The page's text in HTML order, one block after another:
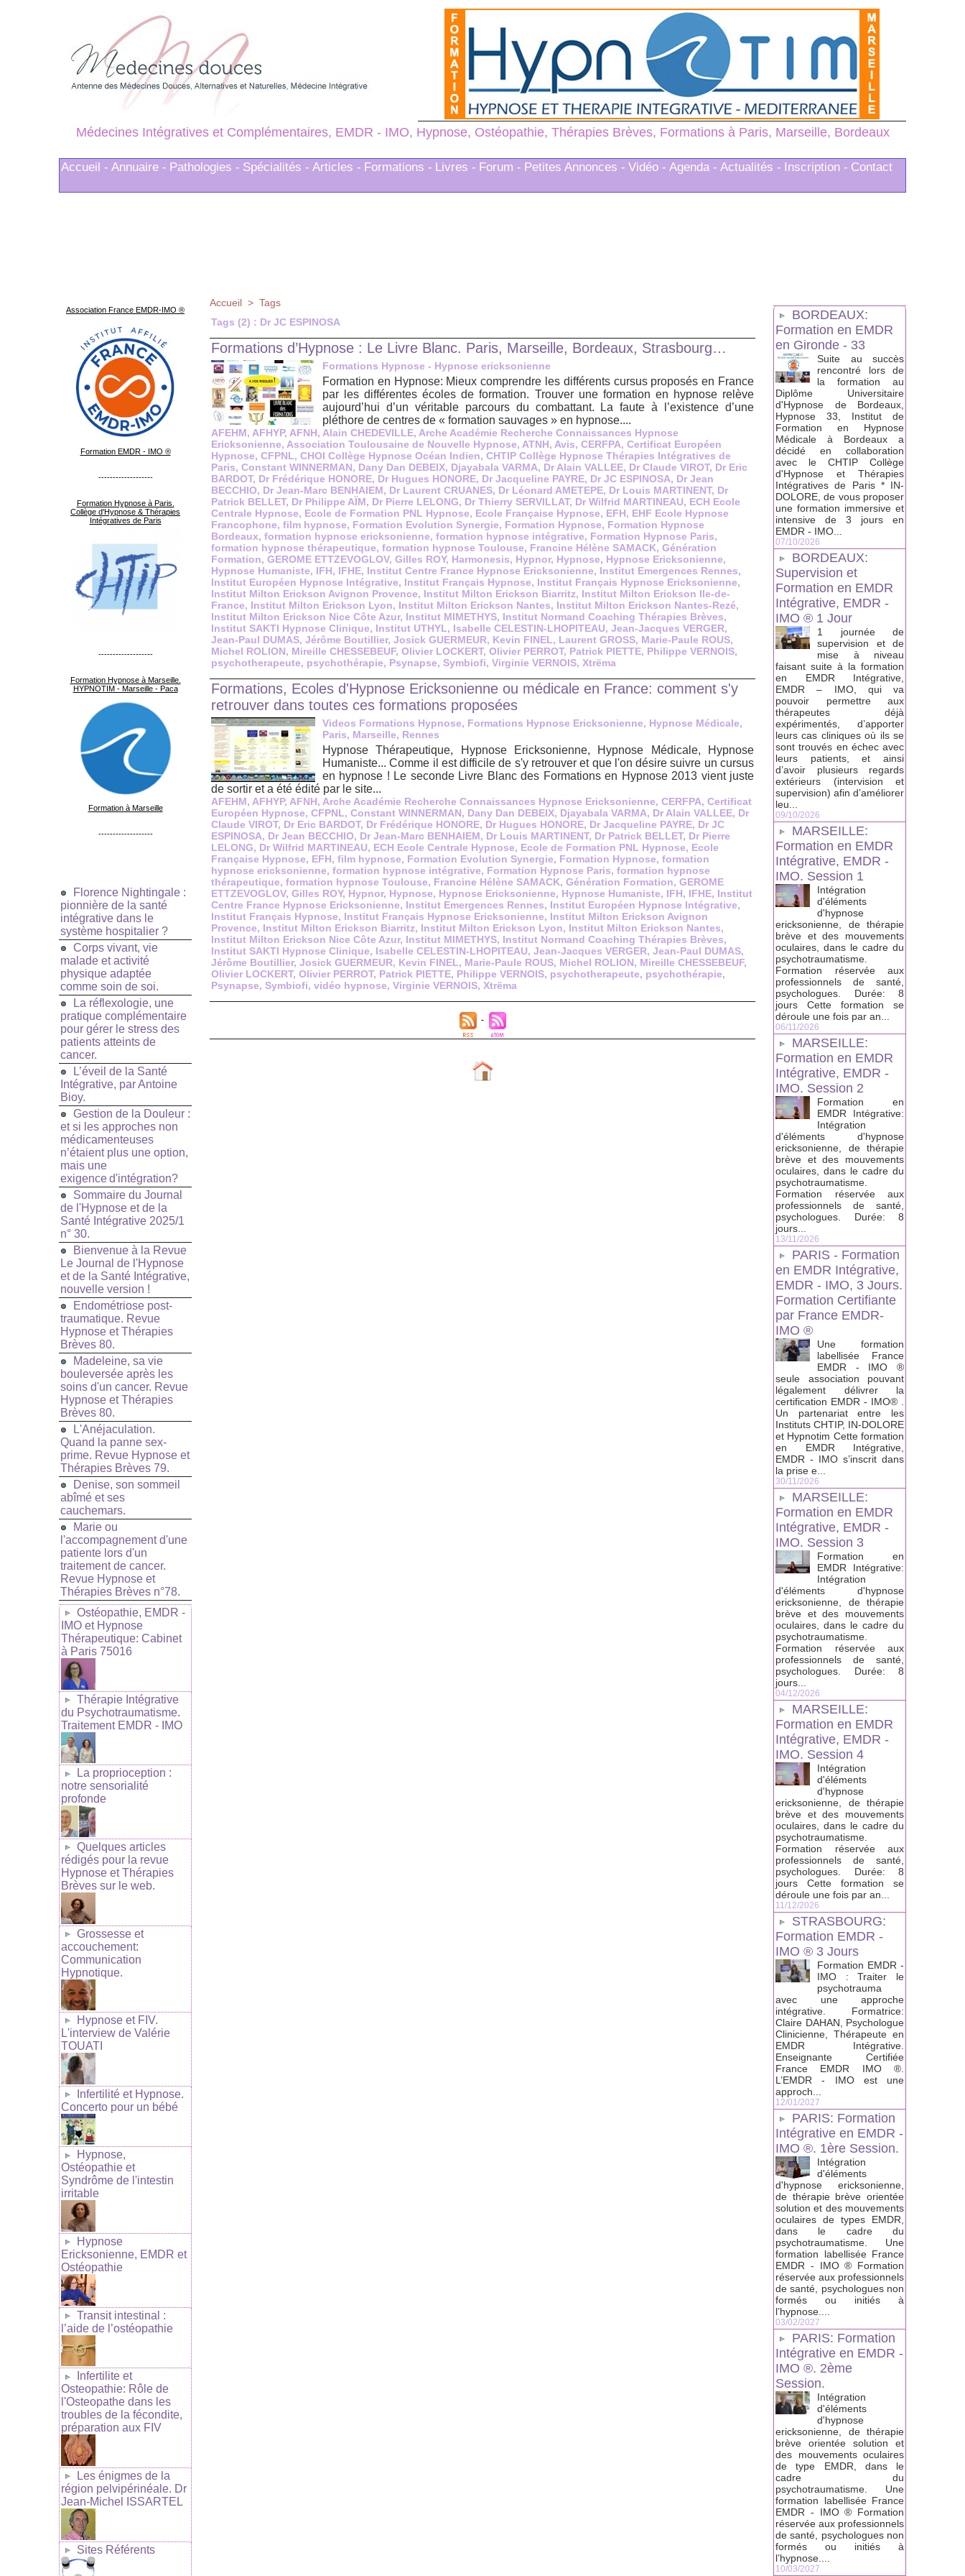
Médecines Intégratives et Complémentaires, EMDR - IMO, Hypnose, Ostéopathie, Thérapies Brèves, Formations à Paris, Marseille, Bordeaux
Accueil - Annuaire - Pathologies - Spécialités - Articles - Formations - Livres - Forum - Petites Annonces - Vidéo - Agenda - Actualités - Inscription - Contact
Association France EMDR-IMO ®
Formation EMDR - IMO ®
-------------------
Formation Hypnose à Paris.
Collège d'Hypnose & Thérapies
Intégratives de Paris
-------------------
Formation Hypnose à Marseille.
HYPNOTIM - Marseille - Paca
Formation à Marseille
-------------------
Florence Nightingale :
pionnière de la santé
intégrative dans le
système hospitalier ?
Corps vivant, vie
malade et activité
physique adaptée
comme soin de soi.
La réflexologie, une
pratique complémentaire
pour gérer le stress des
patients atteints de
cancer.
L’éveil de la Santé
Intégrative, par Antoine
Bioy.
Gestion de la Douleur :
et si les approches non
médicamenteuses
n’étaient plus une option,
mais une
exigence d'intégration?
Sommaire du Journal
de l'Hypnose et de la
Santé Intégrative 2025/1
n° 30.
Bienvenue à la Revue
Le Journal de l'Hypnose
et de la Santé Intégrative,
nouvelle version !
Endométriose post-
traumatique. Revue
Hypnose et Thérapies
Brèves 80.
Madeleine, sa vie
bouleversée après les
soins d'un cancer. Revue
Hypnose et Thérapies
Brèves 80.
L'Anéjaculation.
Quand la panne sex-
prime. Revue Hypnose et
Thérapies Brèves 79.
Denise, son sommeil
abîmé et ses
cauchemars.
Marie ou
l'accompagnement d'une
patiente lors d'un
traitement de cancer.
Revue Hypnose et
Thérapies Brèves n°78.
Ostéopathie, EMDR -
IMO et Hypnose
Thérapeutique: Cabinet
à Paris 75016
Thérapie Intégrative
du Psychotraumatisme.
Traitement EMDR - IMO
La proprioception :
notre sensorialité
profonde
Quelques articles
rédigés pour la revue
Hypnose et Thérapies
Brèves sur le web.
Grossesse et
accouchement:
Communication
Hypnotique.
Hypnose et FIV.
L'interview de Valérie
TOUATI
Infertilité et Hypnose.
Concerto pour un bébé
Hypnose,
Ostéopathie et
Syndrôme de l'intestin
irritable
Hypnose
Ericksonienne, EMDR et
Ostéopathie
Transit intestinal :
l’aide de l’ostéopathie
Infertilite et
Osteopathie: Rôle de
l'Osteopathe dans les
troubles de la fécondite,
préparation aux FIV
Les énigmes de la
région pelvipérinéale. Dr
Jean-Michel ISSARTEL
Sites Référents
Accueil > Tags
Tags (2) : Dr JC ESPINOSA
Formations d’Hypnose : Le Livre Blanc. Paris, Marseille, Bordeaux, Strasbourg…
Formations Hypnose - Hypnose ericksonienne
Formation en Hypnose: Mieux comprendre les différents cursus proposés en France
par les différentes écoles de formation. Trouver une formation en hypnose relève
aujourd’hui d’un véritable parcours du combattant. La faute à l’existence d’une
pléthore de centres de « formation sauvages » en hypnose....
AFEHM, AFHYP, AFNH, Alain CHEDEVILLE, Arche Académie Recherche Connaissances Hypnose
Ericksonienne, Association Toulousaine de Nouvelle Hypnose, ATNH, Avis, CERFPA, Certificat Européen
Hypnose, CFPNL, CHOI Collège Hypnose Océan Indien, CHTIP Collège Hypnose Thérapies Intégratives de
Paris, Constant WINNERMAN, Dany Dan DEBEIX, Djayabala VARMA, Dr Alain VALLEE, Dr Claude VIROT, Dr Eric
BARDOT, Dr Frédérique HONORE, Dr Hugues HONORE, Dr Jacqueline PAYRE, Dr JC ESPINOSA, Dr Jean
BECCHIO, Dr Jean-Marc BENHAIEM, Dr Laurent CRUANES, Dr Léonard AMETEPE, Dr Louis MARTINENT, Dr
Patrick BELLET, Dr Philippe AÏM, Dr Pierre LELONG, Dr Thierry SERVILLAT, Dr Wilfrid MARTINEAU, ECH Ecole
Centrale Hypnose, Ecole de Formation PNL Hypnose, Ecole Française Hypnose, EFH, EHF Ecole Hypnose
Francophone, film hypnose, Formation Evolution Synergie, Formation Hypnose, Formation Hypnose
Bordeaux, formation hypnose ericksonienne, formation hypnose intégrative, Formation Hypnose Paris,
formation hypnose thérapeutique, formation hypnose Toulouse, Francine Hélène SAMACK, Génération
Formation, GEROME ETTZEVOGLOV, Gilles ROY, Harmonesis, Hypnor, Hypnose, Hypnose Ericksonienne,
Hypnose Humaniste, IFH, IFHE, Institut Centre France Hypnose Ericksonienne, Institut Emergences Rennes,
Institut Européen Hypnose Intégrative, Institut Français Hypnose, Institut Français Hypnose Ericksonienne,
Institut Milton Erickson Avignon Provence, Institut Milton Erickson Biarritz, Institut Milton Erickson Ile-de-
France, Institut Milton Erickson Lyon, Institut Milton Erickson Nantes, Institut Milton Erickson Nantes-Rezé,
Institut Milton Erickson Nice Côte Azur, Institut MIMETHYS, Institut Normand Coaching Thérapies Brèves,
Institut SAKTI Hypnose Clinique, Institut UTHYL, Isabelle CELESTIN-LHOPITEAU, Jean-Jacques VERGER,
Jean-Paul DUMAS, Jérôme Boutillier, Josick GUERMEUR, Kevin FINEL, Laurent GROSS, Marie-Paule ROUS,
Michel ROLION, Mireille CHESSEBEUF, Olivier LOCKERT, Olivier PERROT, Patrick PIETTE, Philippe VERNOIS,
psychotherapeute, psychothérapie, Psynapse, Symbiofi, Virginie VERNOIS, Xtrëma
Formations, Ecoles d'Hypnose Ericksonienne ou médicale en France: comment s'y
retrouver dans toutes ces formations proposées
Videos Formations Hypnose, Formations Hypnose Ericksonienne, Hypnose Médicale,
Paris, Marseille, Rennes
Hypnose Thérapeutique, Hypnose Ericksonienne, Hypnose Médicale, Hypnose
Humaniste... Comme il est difficile de s'y retrouver et que l'on désire suivre un cursus
en hypnose ! Le seconde Livre Blanc des Formations en Hypnose 2013 vient juste
de sortir et a été édité par le site...
AFEHM, AFHYP, AFNH, Arche Académie Recherche Connaissances Hypnose Ericksonienne, CERFPA, Certificat
Européen Hypnose, CFPNL, Constant WINNERMAN, Dany Dan DEBEIX, Djayabala VARMA, Dr Alain VALLEE, Dr
Claude VIROT, Dr Eric BARDOT, Dr Frédérique HONORE, Dr Hugues HONORE, Dr Jacqueline PAYRE, Dr JC
ESPINOSA, Dr Jean BECCHIO, Dr Jean-Marc BENHAIEM, Dr Louis MARTINENT, Dr Patrick BELLET, Dr Pierre
LELONG, Dr Wilfrid MARTINEAU, ECH Ecole Centrale Hypnose, Ecole de Formation PNL Hypnose, Ecole
Française Hypnose, EFH, film hypnose, Formation Evolution Synergie, Formation Hypnose, formation
hypnose ericksonienne, formation hypnose intégrative, Formation Hypnose Paris, formation hypnose
thérapeutique, formation hypnose Toulouse, Francine Hélène SAMACK, Génération Formation, GEROME
ETTZEVOGLOV, Gilles ROY, Hypnor, Hypnose, Hypnose Ericksonienne, Hypnose Humaniste, IFH, IFHE, Institut
Centre France Hypnose Ericksonienne, Institut Emergences Rennes, Institut Européen Hypnose Intégrative,
Institut Français Hypnose, Institut Français Hypnose Ericksonienne, Institut Milton Erickson Avignon
Provence, Institut Milton Erickson Biarritz, Institut Milton Erickson Lyon, Institut Milton Erickson Nantes,
Institut Milton Erickson Nice Côte Azur, Institut MIMETHYS, Institut Normand Coaching Thérapies Brèves,
Institut SAKTI Hypnose Clinique, Isabelle CELESTIN-LHOPITEAU, Jean-Jacques VERGER, Jean-Paul DUMAS,
Jérôme Boutillier, Josick GUERMEUR, Kevin FINEL, Marie-Paule ROUS, Michel ROLION, Mireille CHESSEBEUF,
Olivier LOCKERT, Olivier PERROT, Patrick PIETTE, Philippe VERNOIS, psychotherapeute, psychothérapie,
Psynapse, Symbiofi, vidéo hypnose, Virginie VERNOIS, Xtrëma
BORDEAUX:
Formation en EMDR
en Gironde - 33
Suite au succès
rencontré lors de
la formation au
Diplôme Universitaire
d'Hypnose de Bordeaux,
Hypnose 33, Institut de
Formation en Hypnose
Médicale à Bordeaux a
décidé en collaboration
avec le CHTIP Collège
d'Hypnose et Thérapies
Intégratives de Paris * IN-
DOLORE, de vous proposer
une formation immersive et
intensive de 3 jours en
EMDR - IMO...
07/10/2026
BORDEAUX:
Supervision et
Formation en EMDR
Intégrative, EMDR -
IMO ® 1 Jour
1 journée de
supervision et de
mise à niveau
faisant suite à la formation
en EMDR Intégrative,
EMDR – IMO, qui va
pouvoir permettre aux
thérapeutes déjà
expérimentés, d’apporter
leurs cas cliniques où ils se
sont trouvés en échec avec
leurs patients, et ainsi
d’avoir plusieurs regards
extérieurs (intervision et
supervision) afin d’améliorer
leu...
09/10/2026
MARSEILLE:
Formation en EMDR
Intégrative, EMDR -
IMO. Session 1
Intégration
d'éléments
d'hypnose
ericksonienne, de thérapie
brève et des mouvements
oculaires, dans le cadre du
psychotraumatisme.
Formation réservée aux
professionnels de santé,
psychologues. Durée: 8
jours Cette formation se
déroule une fois par an...
06/11/2026
MARSEILLE:
Formation en EMDR
Intégrative, EMDR -
IMO. Session 2
Formation en
EMDR Intégrative:
Intégration
d'éléments d'hypnose
ericksonienne, de thérapie
brève et des mouvements
oculaires, dans le cadre du
psychotraumatisme.
Formation réservée aux
professionnels de santé,
psychologues. Durée: 8
jours...
13/11/2026
PARIS - Formation
en EMDR Intégrative,
EMDR - IMO, 3 Jours.
Formation Certifiante
par France EMDR-
IMO ®
Une formation
labellisée France
EMDR - IMO ®
seule association pouvant
légalement délivrer la
certification EMDR - IMO® .
Un partenariat entre les
Instituts CHTIP, IN-DOLORE
et Hypnotim Cette formation
en EMDR Intégrative,
EMDR - IMO s’inscrit dans
la prise e...
30/11/2026
MARSEILLE:
Formation en EMDR
Intégrative, EMDR -
IMO. Session 3
Formation en
EMDR Intégrative:
Intégration
d'éléments d'hypnose
ericksonienne, de thérapie
brève et des mouvements
oculaires, dans le cadre du
psychotraumatisme.
Formation réservée aux
professionnels de santé,
psychologues. Durée: 8
jours...
04/12/2026
MARSEILLE:
Formation en EMDR
Intégrative, EMDR -
IMO. Session 4
Intégration
d'éléments
d'hypnose
ericksonienne, de thérapie
brève et des mouvements
oculaires, dans le cadre du
psychotraumatisme.
Formation réservée aux
professionnels de santé,
psychologues. Durée: 8
jours Cette formation se
déroule une fois par an...
11/12/2026
STRASBOURG:
Formation EMDR -
IMO ® 3 Jours
Formation EMDR -
IMO : Traiter le
psychotrauma
avec une approche
intégrative. Formatrice:
Claire DAHAN, Psychologue
Clinicienne, Thérapeute en
EMDR Intégrative.
Enseignante Certifiée
France EMDR IMO ®.
L’EMDR - IMO est une
approch...
12/01/2027
PARIS: Formation
Intégrative en EMDR -
IMO ®. 1ère Session.
Intégration
d'éléments
d'hypnose ericksonienne,
de thérapie brève orientée
solution et des mouvements
oculaires de types EMDR,
dans le cadre du
psychotraumatisme. Une
formation labellisée France
EMDR - IMO ® Formation
réservée aux professionnels
de santé, psychologues non
formés ou initiés à
l’hypnose....
03/02/2027
PARIS: Formation
Intégrative en EMDR -
IMO ®. 2ème
Session.
Intégration
d'éléments
d'hypnose
ericksonienne, de thérapie
brève orientée solution et
des mouvements oculaires
de type EMDR, dans le
cadre du
psychotraumatisme. Une
formation labellisée France
EMDR - IMO ® Formation
réservée aux professionnels
de santé, psychologues non
formés ou initiés à
l’hypnose....
10/03/2027